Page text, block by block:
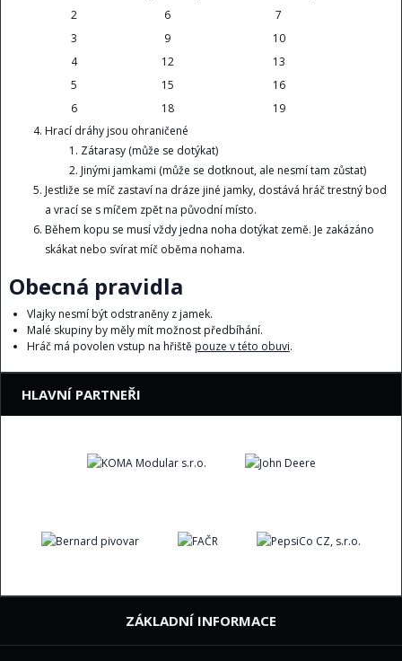
2
6
7
3
9
10
4
12
13
5
15
16
6
18
19
Hrací dráhy jsou ohraničené
Zátarasy (může se dotýkat)
Jinými jamkami (může se dotknout, ale nesmí tam zůstat)
Jestliže se míč zastaví na dráze jiné jamky, dostává hráč trestný bod
a vrací se s míčem zpět na původní místo.
Během kopu se musí vždy jedna noha dotýkat země. Je zakázáno
skákat nebo svírat míč oběma nohama.
Obecná pravidla
Vlajky nesmí být odstraněny z jamek.
Malé skupiny by měly mít možnost předbíhání.
Hráč má povolen vstup na hřiště pouze v této obuvi.
HLAVNÍ PARTNEŘI
ZÁKLADNÍ INFORMACE